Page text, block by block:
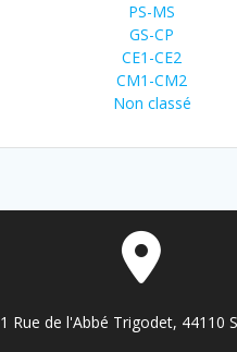
PS-MS
GS-CP
CE1-CE2
CM1-CM2
Non classé
1 Rue de l'Abbé Trigodet, 44110